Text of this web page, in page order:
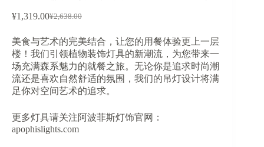
¥2,638.00
原
为：
¥2,638.00。
¥1,319.00当
价
格
为：
¥1,319.00。
美食与艺术的完美结合，让您的用餐体验更上一层
楼！我们引领植物装饰灯具的新潮流，为您带来一
场充满森系魅力的就餐之旅。无论你是追求时尚潮
流还是喜欢自然舒适的氛围，我们的吊灯设计将满
足你对空间艺术的追求。
更多灯具请关注阿波菲斯灯饰官网：
apophislights.com